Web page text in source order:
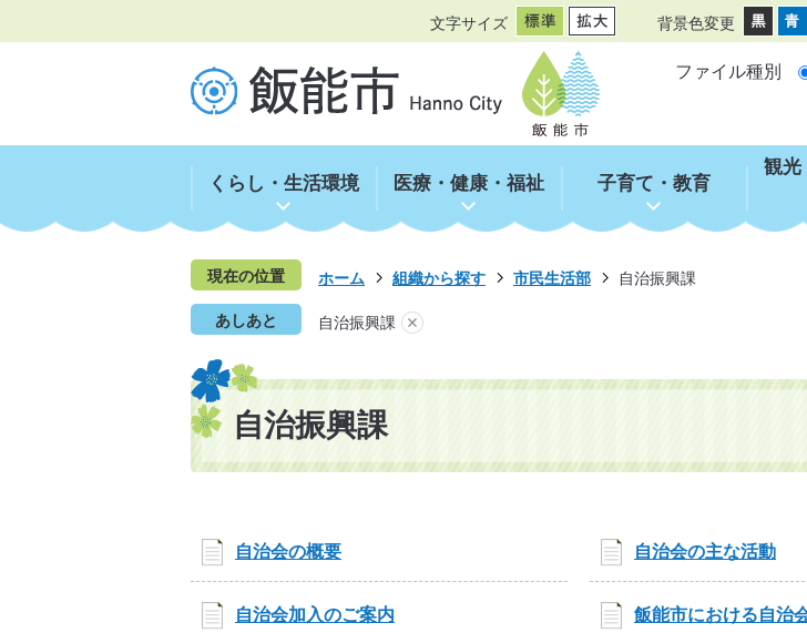
文字サイズ 背景色変更
ファイル種別
くらし・生活環境 医療・健康・福祉 子育て・教育
観光
現在の位置 ホーム 組織から探す 市民生活部 自治振興課
あしあと 自治振興課
自治振興課
自治会の概要 自治会の主な活動
自治会加入のご案内
飯能市における自治